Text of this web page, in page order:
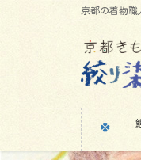
京都の着物職